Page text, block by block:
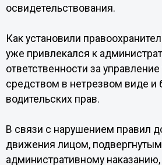
освидетельствования.
Как установили
уже привлекался к
ответственности за
средством в нетрезвом виде и
водительских прав.
В связи с нарушением правил
движения лицом, подвергнутым
административному